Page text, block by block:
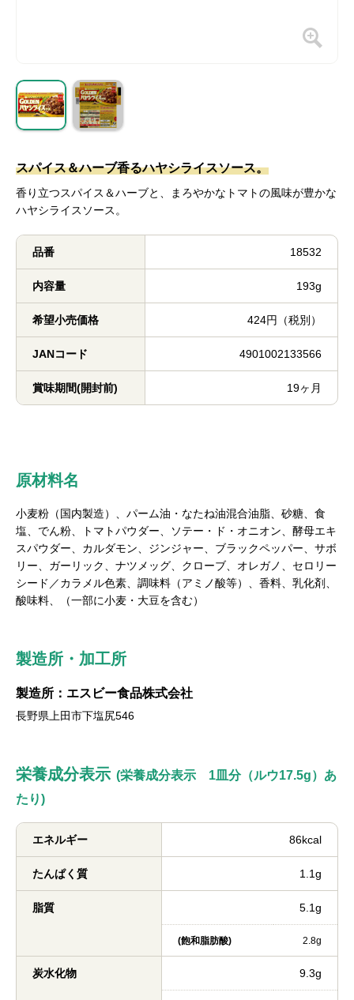
スパイス＆ハーブ香るハヤシライスソース。
香り立つスパイス＆ハーブと、まろやかなトマトの風味が豊かな
ハヤシライスソース。
品番 18532
内容量 193g
希望小売価格 424円（税別）
JANコード 4901002133566
賞味期間(開封前) 19ヶ月
原材料名
小麦粉（国内製造）、パーム油・なたね油混合油脂、砂糖、食
塩、でん粉、トマトパウダー、ソテー・ド・オニオン、酵母エキ
スパウダー、カルダモン、ジンジャー、ブラックペッパー、サボ
リー、ガーリック、ナツメッグ、クローブ、オレガノ、セロリー
シード／カラメル色素、調味料（アミノ酸等）、香料、乳化剤、
酸味料、（一部に小麦・大豆を含む）
製造所・加工所
製造所：エスビー食品株式会社
長野県上田市下塩尻546
栄養成分表示 (栄養成分表示 1皿分（ルウ17.5g）あ
たり)
エネルギー 86kcal
たんぱく質 1.1g
脂質 5.1g
(飽和脂肪酸) 2.8g
炭水化物 9.3g